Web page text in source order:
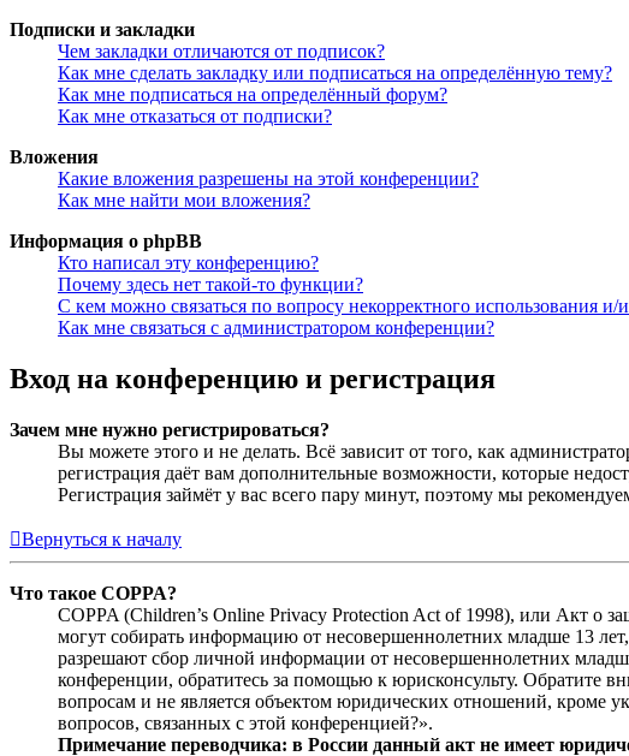
Подписки и закладки
Чем закладки отличаются от подписок?
Как мне сделать закладку или подписаться на определённую тему?
Как мне подписаться на определённый форум?
Как мне отказаться от подписки?
Вложения
Какие вложения разрешены на этой конференции?
Как мне найти мои вложения?
Информация о phpBB
Кто написал эту конференцию?
Почему здесь нет такой-то функции?
С кем можно связаться по вопросу некорректного использования
Как мне связаться с администратором конференции?
Вход на конференцию и регистрация
Зачем мне нужно регистрироваться?
Вы можете этого и не делать. Всё зависит от того, как
регистрация даёт вам дополнительные возможности, которые
Регистрация займёт у вас всего пару минут, поэтому мы
Вернуться к началу
Что такое COPPA?
COPPA (Children’s Online Privacy Protection Act of 1998), или Акт о
могут собирать информацию от несовершеннолетних младше 13
разрешают сбор личной информации от несовершеннолетних
конференции, обратитесь за помощью к юрисконсульту. Обратите
вопросам и не является объектом юридических отношений, кроме
вопросов, связанных с этой конференцией?».
Примечание переводчика: в России данный акт не имеет